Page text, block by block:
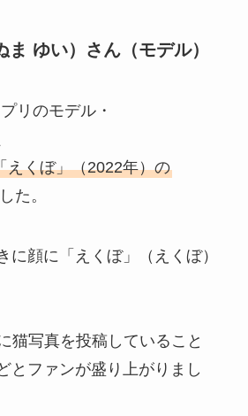
ゆい）さん（モデル）
リのモデル・
えくぼ」（2022年）の
た。
に顔に「えくぼ」（えくぼ）
猫写真を投稿していること
とファンが盛り上がりまし